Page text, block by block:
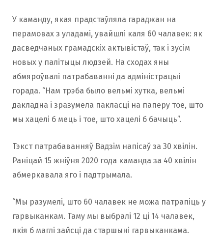
У каманду, якая прадстаўляла гараджан на
перамовах з уладамі, увайшлі каля 60 чалавек: як
дасведчаных грамадскіх актывістаў, так і зусім
новых у палітыцы людзей. На сходах яны
абмяроўвалі патрабаванні да адміністрацыі
горада. “Нам трэба было вельмі хутка, вельмі
дакладна і зразумела пакласці на паперу тое, што
мы хацелі б мець і тое, што хацелі б бачыць”.
Тэкст патрабаванняў Вадзім напісаў за 30 хвілін.
Раніцай 15 жніўня 2020 года каманда за 40 хвілін
абмеркавала яго і падтрымала.
“Мы разумелі, што 60 чалавек не можа патрапіць у
гарвыканкам. Таму мы выбралі 12 ці 14 чалавек,
якія б маглі зайсці да старшыні гарвыканкама.